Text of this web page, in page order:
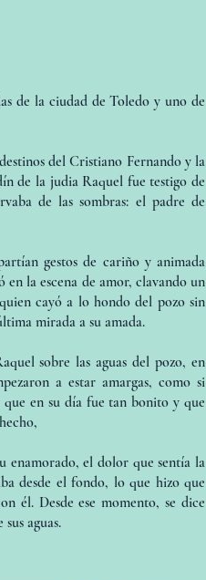
de la ciudad de Toledo y uno de
del Cristiano Fernando y la
de la judia Raquel fue testigo de
de las sombras: el padre de
gestos de cariño y animada
la escena de amor, clavando un
cayó a lo hondo del pozo sin
mirada a su amada.
sobre las aguas del pozo, en
a estar amargas, como si
en su día fue tan bonito y que
enamorado, el dolor que sentía la
desde el fondo, lo que hizo que
él. Desde ese momento, se dice
aguas.